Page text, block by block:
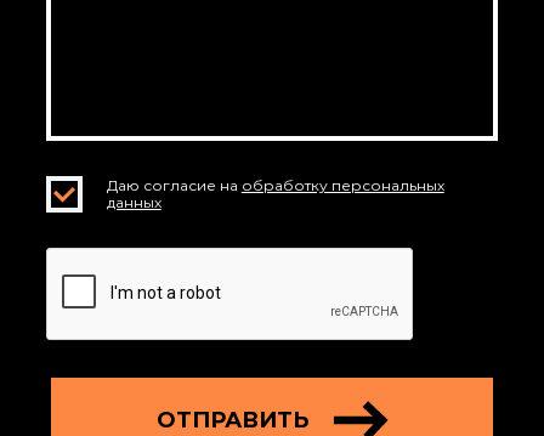
Даю согласие на обработку персональных
данных
ОТПРАВИТЬ